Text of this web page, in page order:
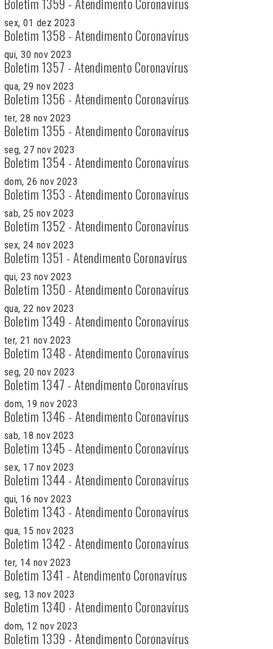
sex, 01 dez 2023
Boletim 1358 - Atendimento Coronavírus
qui, 30 nov 2023
Boletim 1357 - Atendimento Coronavírus
qua, 29 nov 2023
Boletim 1356 - Atendimento Coronavírus
ter, 28 nov 2023
Boletim 1355 - Atendimento Coronavírus
seg, 27 nov 2023
Boletim 1354 - Atendimento Coronavírus
dom, 26 nov 2023
Boletim 1353 - Atendimento Coronavírus
sab, 25 nov 2023
Boletim 1352 - Atendimento Coronavírus
sex, 24 nov 2023
Boletim 1351 - Atendimento Coronavírus
qui, 23 nov 2023
Boletim 1350 - Atendimento Coronavírus
qua, 22 nov 2023
Boletim 1349 - Atendimento Coronavírus
ter, 21 nov 2023
Boletim 1348 - Atendimento Coronavírus
seg, 20 nov 2023
Boletim 1347 - Atendimento Coronavírus
dom, 19 nov 2023
Boletim 1346 - Atendimento Coronavírus
sab, 18 nov 2023
Boletim 1345 - Atendimento Coronavírus
sex, 17 nov 2023
Boletim 1344 - Atendimento Coronavírus
qui, 16 nov 2023
Boletim 1343 - Atendimento Coronavírus
qua, 15 nov 2023
Boletim 1342 - Atendimento Coronavírus
ter, 14 nov 2023
Boletim 1341 - Atendimento Coronavírus
seg, 13 nov 2023
Boletim 1340 - Atendimento Coronavírus
dom, 12 nov 2023
Boletim 1339 - Atendimento Coronavírus